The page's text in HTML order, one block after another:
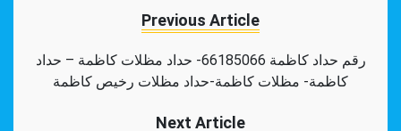
Previous Article
رقم حداد كاظمة 66185066- حداد مظلات كاظمة – حداد
كاظمة- مظلات كاظمة-حداد مظلات رخيص كاظمة
Next Article